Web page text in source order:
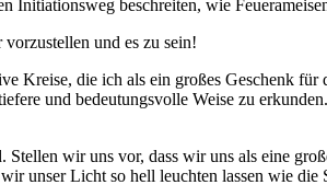
Initiationsweg beschreiten, wie
und es zu sein!
Kreise, die ich als ein großes Geschenk
und bedeutungsvolle Weise zu
wir uns vor, dass wir uns als eine
unser Licht so hell leuchten lassen wie